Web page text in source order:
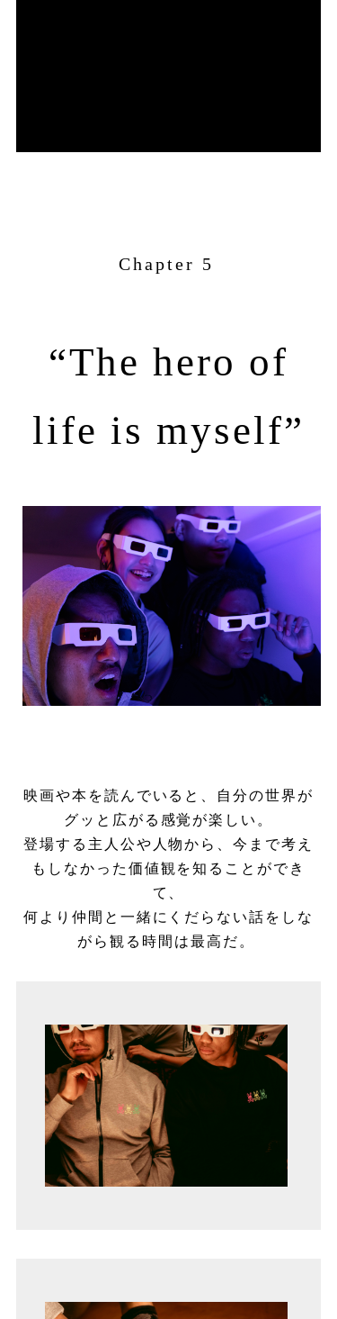
Chapter 5
“The hero of
life is myself”
映画や本を読んでいると、自分の世界が
グッと広がる感覚が楽しい。
登場する主人公や人物から、今まで考え
もしなかった価値観を知ることができ
て、
何より仲間と一緒にくだらない話をしな
がら観る時間は最高だ。